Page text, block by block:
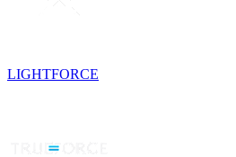
LIGHTFORCE